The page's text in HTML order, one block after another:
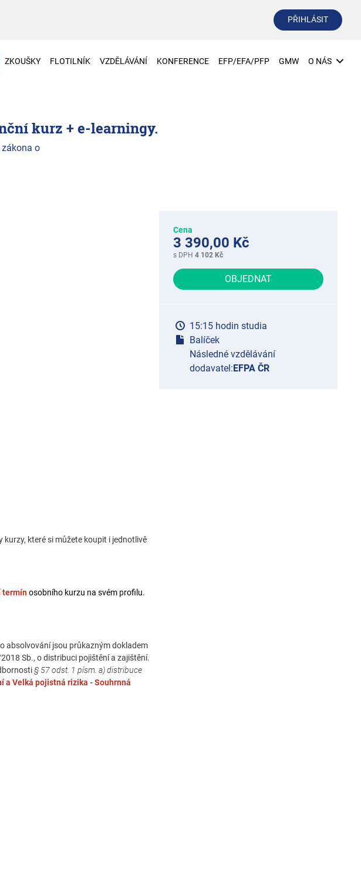
PŘIHLÁSIT
ZKOUŠKY FLOTILNÍK VZDĚLÁVÁNÍ KONFERENCE EFP/EFA/PFP GMW O NÁS
kurz + e-learningy.
o
kurzy, které si můžete koupit i jednotlivě
termínosobního kurzu na svém profilu.
absolvování jsou průkazným dokladem
Sb., o distribuci pojištění a zajištění.
§ 57 odst. 1 písm. a) distribuce
a Velká pojistná rizika - Souhrnná
Cena
3 390,00 Kč
s DPH 4 102 Kč
OBJEDNAT
15:15 hodin studia
Balíček
Následné vzdělávání
dodavatel:EFPA ČR